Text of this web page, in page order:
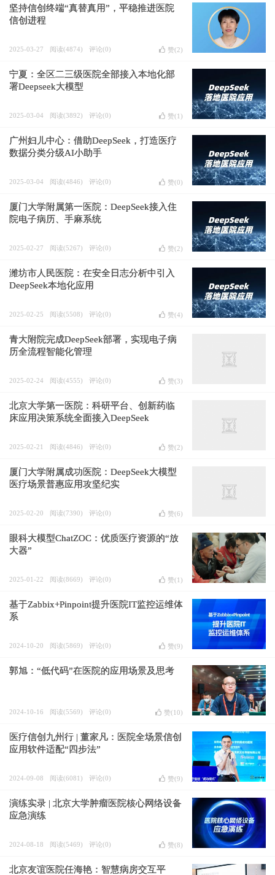
坚持信创终端“真替真用”，平稳推进医院
信创进程
2025-03-27 阅读(4874) 评论(0) 赞(2)
宁夏：全区二三级医院全部接入本地化部
署Deepseek大模型
2025-03-04 阅读(3892) 评论(0) 赞(1 )
广州妇儿中心：借助DeepSeek，打造医疗
数据分类分级AI小助手
2025-03-04 阅读(4846) 评论(0) 赞(0)
厦门大学附属第一医院：DeepSeek接入住
院电子病历、手麻系统
2025-02-27 阅读(5267) 评论(0) 赞(2)
潍坊市人民医院：在安全日志分析中引入
DeepSeek本地化应用
2025-02-25 阅读(5508) 评论(0) 赞(4)
青大附院完成DeepSeek部署，实现电子病
历全流程智能化管理
2025-02-24 阅读(4555) 评论(0) 赞(3)
北京大学第一医院：科研平台、创新药临
床应用决策系统全面接入DeepSeek
2025-02-21 阅读(4846) 评论(0) 赞(2)
厦门大学附属成功医院：DeepSeek大模型
医疗场景普惠应用攻坚纪实
2025-02-20 阅读(7390) 评论(0) 赞(6)
眼科大模型ChatZOC：优质医疗资源的“放
大器”
2025-01-22 阅读(8669) 评论(0) 赞(1 )
基于Zabbix+Pinpoint提升医院IT监控运维体
系
2024-10-20 阅读(5869) 评论(0) 赞(9)
郭旭：“低代码”在医院的应用场景及思考
2024-10-16 阅读(5569) 评论(0) 赞(10)
医疗信创九州行 | 董家凡：医院全场景信创
应用软件适配“四步法”
2024-09-08 阅读(6081) 评论(0) 赞(9)
演练实录 | 北京大学肿瘤医院核心网络设备
应急演练
2024-08-18 阅读(5469) 评论(0) 赞(8)
北京友谊医院任海艳：智慧病房交互平